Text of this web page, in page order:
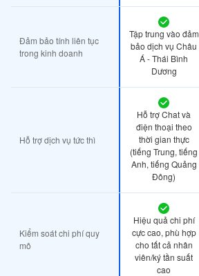
Đảm bảo tính liên tục
trong kinh doanh
Tập trung vào đảm
bảo dịch vụ Châu
Á - Thái Bình
Dương
Hỗ trợ dịch vụ tức thì
Hỗ trợ Chat và
điện thoại theo
thời gian thực
(tiếng Trung, tiếng
Anh, tiếng Quảng
Đông)
Kiểm soát chi phí quy
mô
Hiệu quả chi phí
cực cao, phù hợp
cho tất cả nhân
viên/ký tần suất
cao